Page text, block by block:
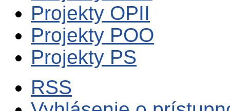
Projekty OPII
Projekty POO
Projekty PS
RSS